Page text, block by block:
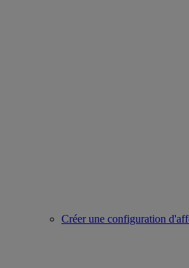
Créer une configuration